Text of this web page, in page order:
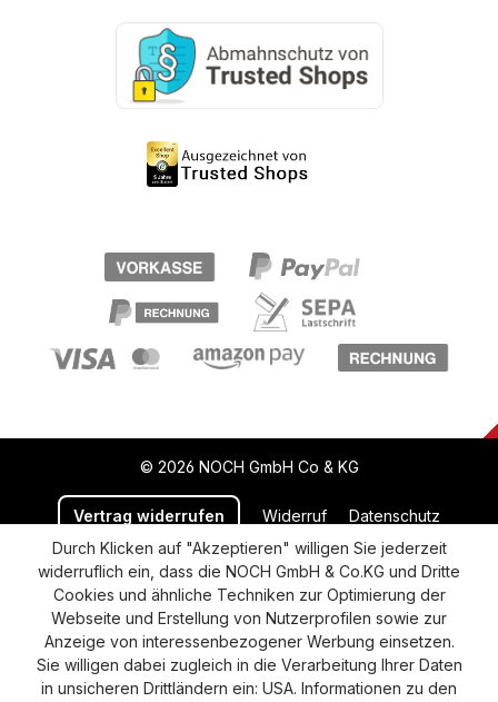
© 2026 NOCH GmbH Co & KG
Vertrag widerrufen Widerruf Datenschutz
Versand und Zahlung AGB
Impressum
Cookie-Einstellungen
Barrierefreiheitserklärung
Durch Klicken auf "Akzeptieren" willigen Sie jederzeit
widerruflich ein, dass die NOCH GmbH & Co.KG und Dritte
Cookies und ähnliche Techniken zur Optimierung der
Webseite und Erstellung von Nutzerprofilen sowie zur
Anzeige von interessenbezogener Werbung einsetzen.
Sie willigen dabei zugleich in die Verarbeitung Ihrer Daten
in unsicheren Drittländern ein: USA. Informationen zu den